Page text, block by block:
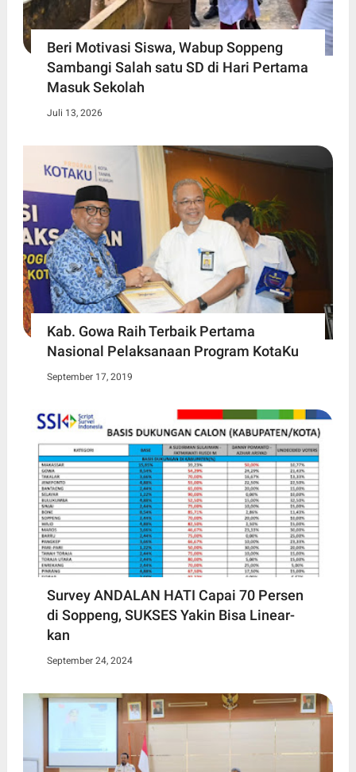
Beri Motivasi Siswa, Wabup Soppeng
Sambangi Salah satu SD di Hari Pertama
Masuk Sekolah
Juli 13, 2026
Kab. Gowa Raih Terbaik Pertama
Nasional Pelaksanaan Program KotaKu
September 17, 2019
Survey ANDALAN HATI Capai 70 Persen
di Soppeng, SUKSES Yakin Bisa Linear-
kan
September 24, 2024